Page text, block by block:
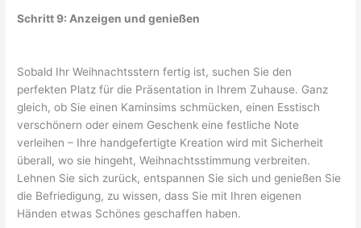
Schritt 9: Anzeigen und genießen
Sobald Ihr Weihnachtsstern fertig ist, suchen Sie den
perfekten Platz für die Präsentation in Ihrem Zuhause. Ganz
gleich, ob Sie einen Kaminsims schmücken, einen Esstisch
verschönern oder einem Geschenk eine festliche Note
verleihen – Ihre handgefertigte Kreation wird mit Sicherheit
überall, wo sie hingeht, Weihnachtsstimmung verbreiten.
Lehnen Sie sich zurück, entspannen Sie sich und genießen Sie
die Befriedigung, zu wissen, dass Sie mit Ihren eigenen
Händen etwas Schönes geschaffen haben.